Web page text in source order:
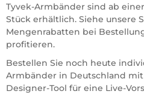
Tyvek-Armbänder sind ab
Stück erhältlich. Siehe unsere
Mengenrabatten bei
profitieren.
Bestellen Sie noch heute
Armbänder in Deutschland
Designer-Tool für eine Live-